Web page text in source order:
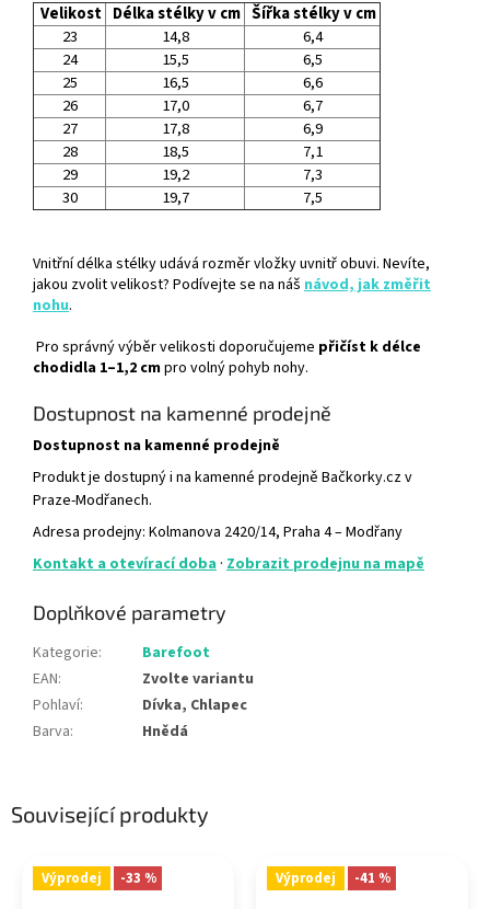
Související produkty
Výprodej -33 % Výprodej -41 %
Velikost Délka stélky v cm Šířka stélky v cm
23
14,8
6,4
24
15,5
6,5
25
16,5
6,6
26
17,0
6,7
27
17,8
6,9
28
18,5
7,1
29
19,2
7,3
30
19,7 7,5
Vnitřní délka stélky udává rozměr vložky uvnitř obuvi. Nevíte,
jakou zvolit velikost? Podívejte se na náš návod, jak změřit
nohu.
Pro správný výběr velikosti doporučujeme přičíst k délce
chodidla 1–1,2 cmpro volný pohyb nohy.
Dostupnost na kamenné prodejně
Dostupnost na kamenné prodejně
Produkt je dostupný i na kamenné prodejně Bačkorky.cz v
Praze-Modřanech.
Adresa prodejny: Kolmanova 2420/14, Praha 4 – Modřany
Kontakt a otevírací doba · Zobrazit prodejnu na mapě
Doplňkové parametry
Kategorie:
Barefoot
EAN:
Zvolte variantu
Pohlaví:
Dívka, Chlapec
Barva: Hnědá